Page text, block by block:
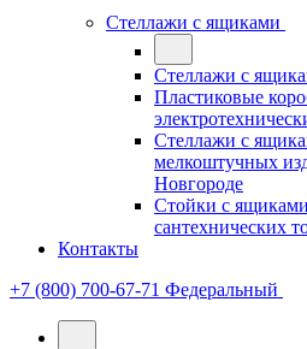
Стеллажи с ящиками
Стеллажи с
Пластиковые
Стеллажи с
мелкоштучных
Новгороде
Стойки с
сантехнических
Контакты
+7 (800) 700-67-71 Федеральный